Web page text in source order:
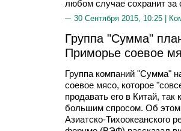
любом случае сохранит за
30 Сентября 2015, 10:25 |
Группа "Сумма"
Приморье соевое
Группа компаний "Сумма"
соевое мясо, которое
продавать его в Китай, так
большим спросом. Об
Азиатско-Тихоокеанского